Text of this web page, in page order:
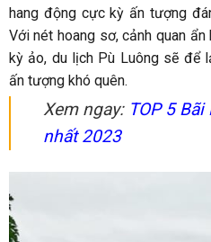
hang động cực kỳ ấn tượng
Với nét hoang sơ, cảnh quan
kỳ ảo, du lịch Pù Luông sẽ để
ấn tượng khó quên.
Xem ngay: TOP 5
nhất 2023